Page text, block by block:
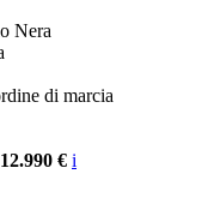
Nera
di marcia
€ i